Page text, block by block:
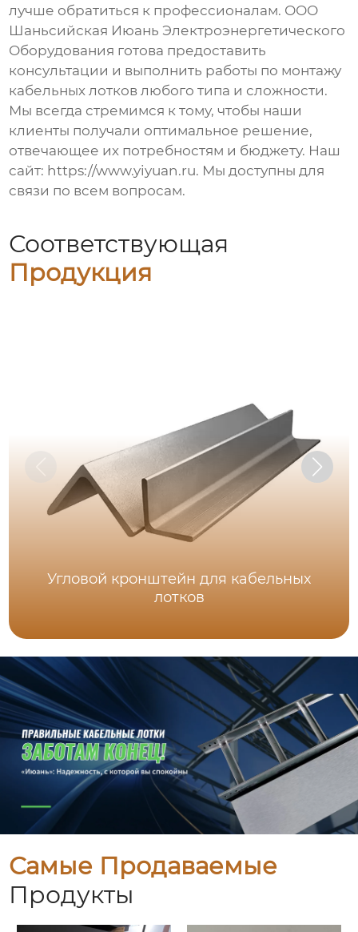
лучше обратиться к профессионалам. ООО
Шаньсийская Июань Электроэнергетического
Оборудования готова предоставить
консультации и выполнить работы по монтажу
кабельных лотков любого типа и сложности.
Мы всегда стремимся к тому, чтобы наши
клиенты получали оптимальное решение,
отвечающее их потребностям и бюджету. Наш
сайт: https://www.yiyuan.ru. Мы доступны для
связи по всем вопросам.
Соответствующая
Продукция
Угловой кронштейн для кабельных
лотков
Самые Продаваемые
Продукты